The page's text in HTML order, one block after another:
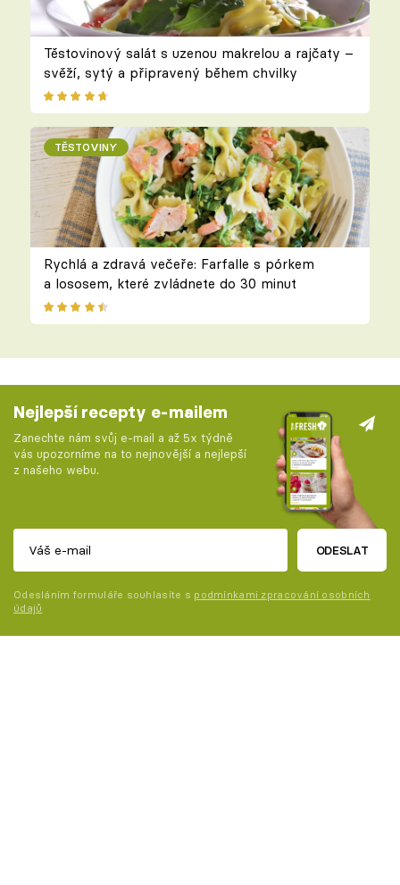
Těstovinový salát s uzenou makrelou a rajčaty –
svěží, sytý a připravený během chvilky
TĚSTOVINY
Rychlá a zdravá večeře: Farfalle s pórkem
a lososem, které zvládnete do 30 minut
Nejlepší recepty e-mailem
Zanechte nám svůj e-mail a až 5x týdně
vás upozorníme na to nejnovější a nejlepší
z našeho webu.
ODESLAT
Odesláním formuláře souhlasíte s podmínkami zpracování osobních
údajů